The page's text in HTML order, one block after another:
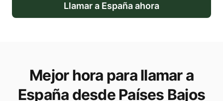
Llamar a Españaahora
Mejor hora para llamar a
España desde Países Bajos